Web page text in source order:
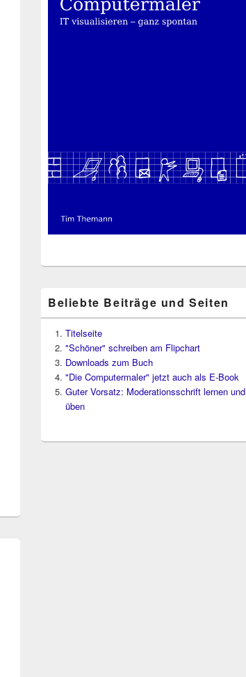
Beliebte Beiträge und Seiten
Titelseite
"Schöner" schreiben am Flipchart
Downloads zum Buch
"Die Computermaler" jetzt auch als E-Book
Guter Vorsatz: Moderationsschrift lernen und
üben